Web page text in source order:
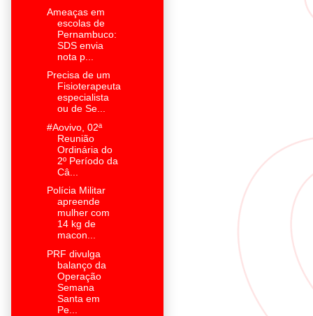
Ameaças em
escolas de
Pernambuco:
SDS envia
nota p...
Precisa de um
Fisioterapeuta
especialista
ou de Se...
#Aovivo, 02ª
Reunião
Ordinária do
2º Período da
Câ...
Polícia Militar
apreende
mulher com
14 kg de
macon...
PRF divulga
balanço da
Operação
Semana
Santa em
Pe...